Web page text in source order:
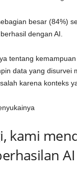
besar (84%)
dengan AI.
tentang
data yang disurvei
karena konteks
kami
AI